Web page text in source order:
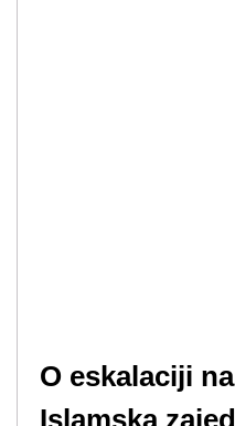
O eskalaciji
Islamska